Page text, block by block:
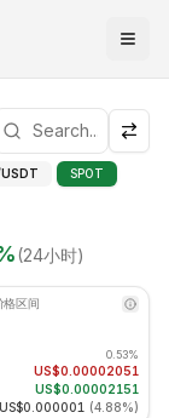
指标为
Floki（FLOKI
SPOT
(24小时)
格区间
0.53%
US$0.00002051
US$0.00002151
US$0.000001 (4.88%)